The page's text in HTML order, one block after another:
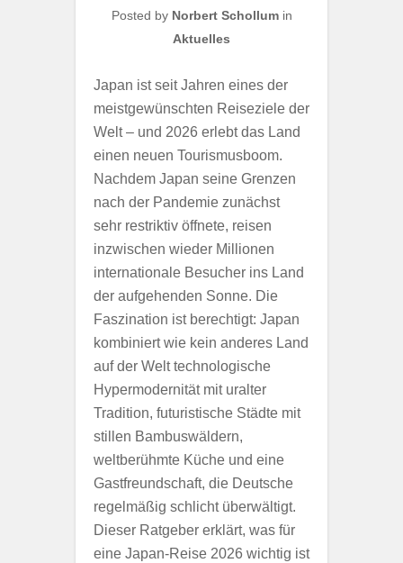
Posted by Norbert Schollumin
Aktuelles
Japan ist seit Jahren eines der
meistgewünschten Reiseziele der
Welt – und 2026 erlebt das Land
einen neuen Tourismusboom.
Nachdem Japan seine Grenzen
nach der Pandemie zunächst
sehr restriktiv öffnete, reisen
inzwischen wieder Millionen
internationale Besucher ins Land
der aufgehenden Sonne. Die
Faszination ist berechtigt: Japan
kombiniert wie kein anderes Land
auf der Welt technologische
Hypermodernität mit uralter
Tradition, futuristische Städte mit
stillen Bambuswäldern,
weltberühmte Küche und eine
Gastfreundschaft, die Deutsche
regelmäßig schlicht überwältigt.
Dieser Ratgeber erklärt, was für
eine Japan-Reise 2026 wichtig ist